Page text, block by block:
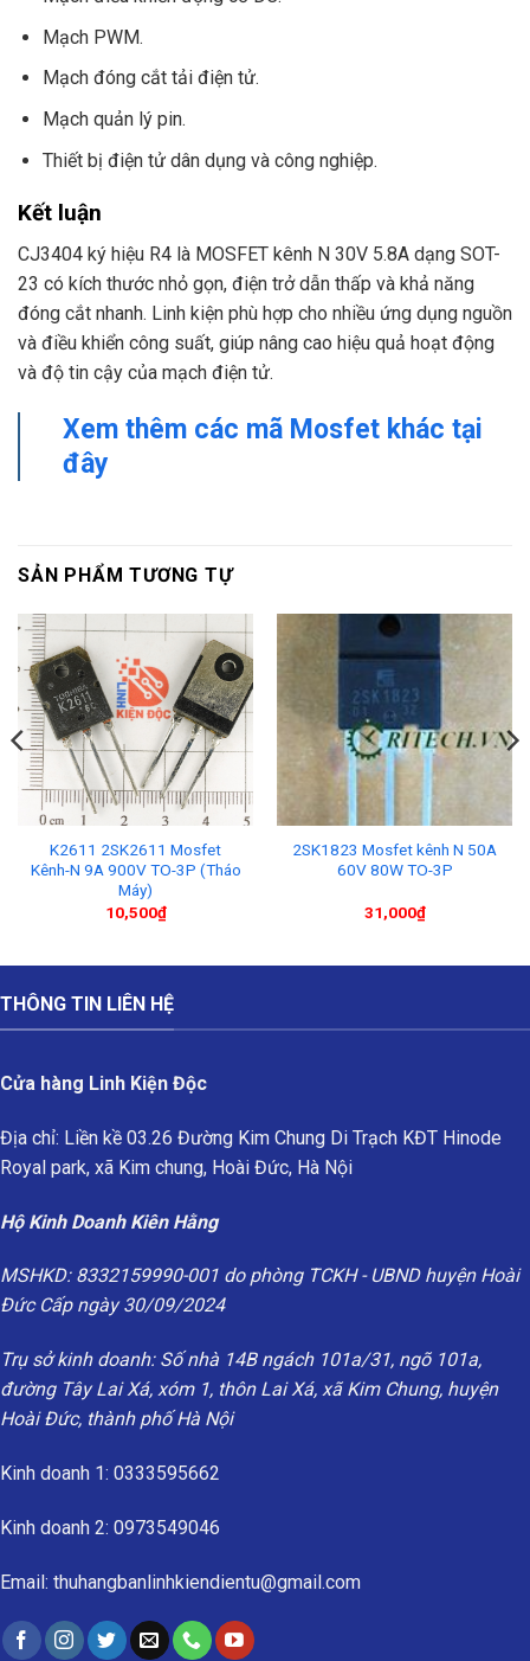
Mạch PWM.
Mạch đóng cắt tải điện tử.
Mạch quản lý pin.
Thiết bị điện tử dân dụng và công nghiệp.
Kết luận
CJ3404 ký hiệu R4 là MOSFET kênh N 30V 5.8A dạng SOT-
23 có kích thước nhỏ gọn, điện trở dẫn thấp và khả năng
đóng cắt nhanh. Linh kiện phù hợp cho nhiều ứng dụng nguồn
và điều khiển công suất, giúp nâng cao hiệu quả hoạt động
và độ tin cậy của mạch điện tử.
Xem thêm các mã Mosfet khác tại
đây
SẢN PHẨM TƯƠNG TỰ
K2611 2SK2611 Mosfet
Kênh-N 9A 900V TO-3P (Tháo
Máy)
10,500₫
2SK1823 Mosfet kênh N 50A
60V 80W TO-3P
31,000₫
THÔNG TIN LIÊN HỆ
Cửa hàng Linh Kiện Độc
Địa chỉ: Liền kề 03.26 Đường Kim Chung Di Trạch KĐT Hinode
Royal park, xã Kim chung, Hoài Đức, Hà Nội
Hộ Kinh Doanh Kiên Hằng
MSHKD: 8332159990-001 do phòng TCKH - UBND huyện Hoài
Đức Cấp ngày 30/09/2024
Trụ sở kinh doanh: Số nhà 14B ngách 101a/31, ngõ 101a,
đường Tây Lai Xá, xóm 1, thôn Lai Xá, xã Kim Chung, huyện
Hoài Đức, thành phố Hà Nội
Kinh doanh 1: 0333595662
Kinh doanh 2: 0973549046
Email: thuhangbanlinhkiendientu@gmail.com